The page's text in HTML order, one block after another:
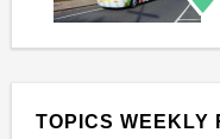
TOPICS WEEKLY